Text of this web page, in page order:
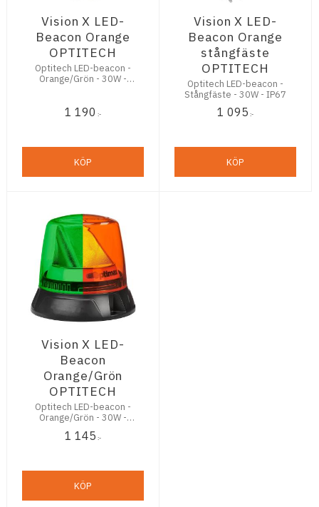
Vision X LED-
Beacon Orange
OPTITECH
Optitech LED-beacon -
Orange/Grön - 30W -
1 190 :-
KÖP
Vision X LED-
Beacon Orange
stångfäste
OPTITECH
Optitech LED-beacon -
Stångfäste - 30W - IP67
1 095 :-
KÖP
Vision X LED-
Beacon
Orange/Grön
OPTITECH
Optitech LED-beacon -
Orange/Grön - 30W -
1 145 :-
KÖP